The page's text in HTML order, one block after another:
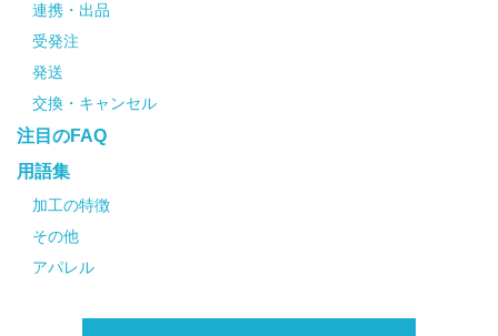
連携・出品
受発注
発送
交換・キャンセル
注目のFAQ
用語集
加工の特徴
その他
アパレル